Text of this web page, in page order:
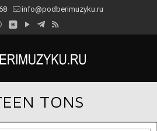
info@podberimuzyku.ru
TONS